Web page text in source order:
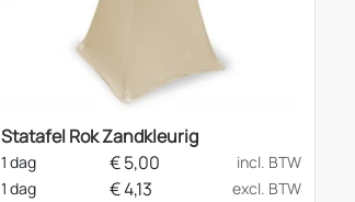
Statafel Rok Zandkleurig
1 dag €5,00
incl. BTW
1 dag
€4,13 excl. BTW